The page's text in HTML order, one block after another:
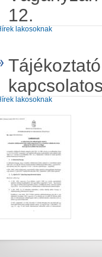
12.
lakosoknak
lakosoknak